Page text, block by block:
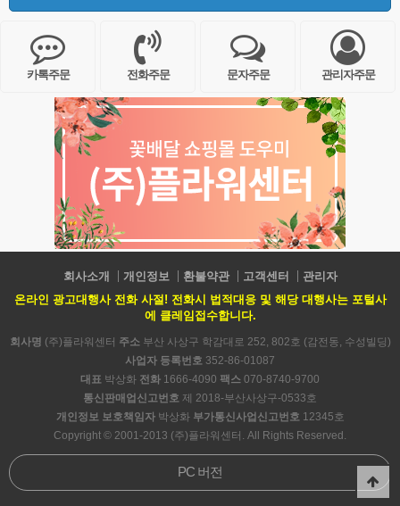
카톡주문 전화주문 문자주문 관리자주문
회사소개 개인정보 환불약관 고객센터
관리자
온라인 광고대행사 전화 사절! 전화시 법적대응 및 해당 대행사는 포털사
에 클레임접수합니다.
회사명 (주)플라워센터 주소부산 사상구 학감대로 252, 802호 (감전동, 수성빌딩)
사업자 등록번호 352-86-01087
대표 박상화 전화 1666-4090 팩스 070-8740-9700
통신판매업신고번호 제 2018-부산사상구-0533호
개인정보 보호책임자박상화 부가통신사업신고번호12345호
Copyright © 2001-2013 (주)플라워센터. All Rights Reserved.
PC 버전